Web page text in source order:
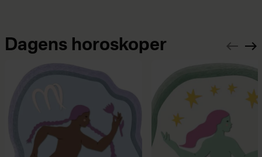
Dagens horoskoper